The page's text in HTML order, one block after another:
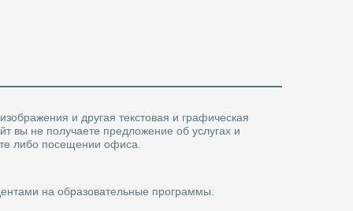
и другая текстовая и графическая
вы не получаете предложение об услугах и
либо посещении офиса.
на образовательные программы.